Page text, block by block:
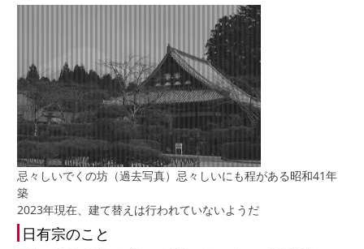
忌々しいでくの坊（過去写真）忌々しいにも程がある昭和41年
築
2023年現在、建て替えは行われていないようだ
日有宗のこと